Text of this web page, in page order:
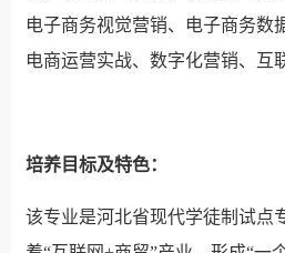
电子商务视觉营销、电子商务数
电商运营实战、数字化营销、互
培养目标及特色：
该专业是河北省现代学徒制试点